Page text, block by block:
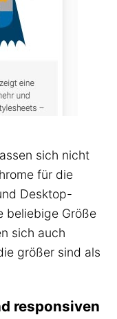
sich nicht
für die
Desktop-
beliebige Größe
sich auch
größer sind als
responsiven